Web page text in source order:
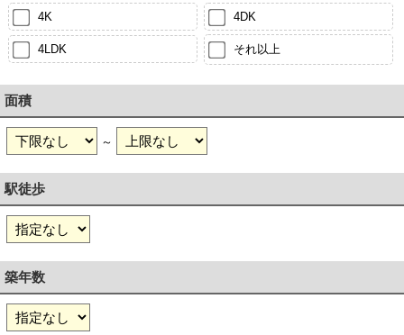
4K 4DK
4LDK それ以上
面積
～
駅徒歩
築年数